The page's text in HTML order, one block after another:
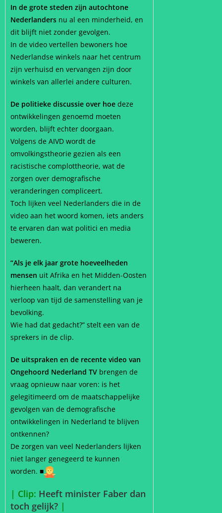
In de grote steden zijn autochtone
Nederlanders nu al een minderheid, en
dit blijft niet zonder gevolgen.
In de video vertellen bewoners hoe
Nederlandse winkels naar het centrum
zijn verhuisd en vervangen zijn door
winkels van allerlei andere culturen.
De politieke discussie over hoe deze
ontwikkelingen genoemd moeten
worden, blijft echter doorgaan.
Volgens de AIVD wordt de
omvolkingstheorie gezien als een
racistische complottheorie, wat de
zorgen over demografische
veranderingen compliceert.
Toch lijken veel Nederlanders die in de
video aan het woord komen, iets anders
te ervaren dan wat politici en media
beweren.
“Als je elk jaar grote hoeveelheden
mensen uit Afrika en het Midden-Oosten
hierheen haalt, dan verandert na
verloop van tijd de samenstelling van je
bevolking.
Wie had dat gedacht?” stelt een van de
sprekers in de clip.
De uitspraken en de recente video van
Ongehoord Nederland TV brengen de
vraag opnieuw naar voren: is het
gelegitimeerd om de maatschappelijke
gevolgen van de demografische
ontwikkelingen in Nederland te blijven
ontkennen?
De zorgen van veel Nederlanders lijken
niet langer genegeerd te kunnen
worden. ■
| Clip: Heeft minister Faber dan
toch gelijk? |